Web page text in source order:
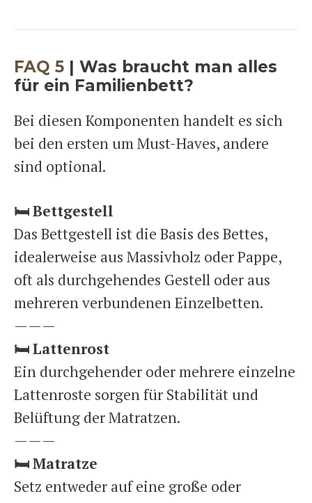
FAQ 5 | Was braucht man alles
für ein Familienbett?
Bei diesen Komponenten handelt es sich
bei den ersten um Must-Haves, andere
sind optional.
🛏️Bettgestell
Das Bettgestell ist die Basis des Bettes,
idealerweise aus Massivholz oder Pappe,
oft als durchgehendes Gestell oder aus
mehreren verbundenen Einzelbetten.
———
🛏️Lattenrost
Ein durchgehender oder mehrere einzelne
Lattenroste sorgen für Stabilität und
Belüftung der Matratzen.
———
🛏️Matratze
Setz entweder auf eine große oder